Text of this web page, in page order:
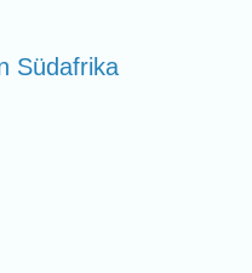
Südafrika